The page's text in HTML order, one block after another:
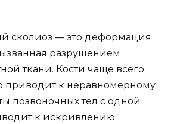
сколиоз — это деформация
разрушением
ткани. Кости чаще всего
приводит к неравномерному
позвоночных тел с одной
к искривлению